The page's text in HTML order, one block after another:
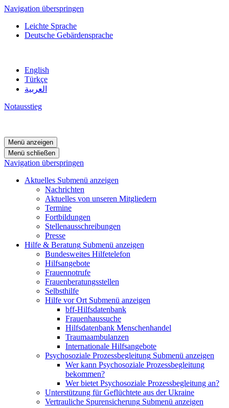
Navigation überspringen
Leichte Sprache
Deutsche Gebärdensprache
English
Türkçe
العربية
Notausstieg
Menü anzeigen
Menü schließen
Navigation überspringen
Aktuelles Submenü anzeigen
Nachrichten
Aktuelles von unseren Mitgliedern
Termine
Fortbildungen
Stellenausschreibungen
Presse
Hilfe & Beratung Submenü anzeigen
Bundesweites Hilfetelefon
Hilfsangebote
Frauennotrufe
Frauenberatungsstellen
Selbsthilfe
Hilfe vor Ort Submenü anzeigen
bff-Hilfsdatenbank
Frauenhaussuche
Hilfsdatenbank Menschenhandel
Traumaambulanzen
Internationale Hilfsangebote
Psychosoziale Prozessbegleitung Submenü anzeigen
Wer kann Psychosoziale Prozessbegleitung
bekommen?
Wer bietet Psychosoziale Prozessbegleitung an?
Unterstützung für Geflüchtete aus der Ukraine
Vertrauliche Spurensicherung Submenü anzeigen